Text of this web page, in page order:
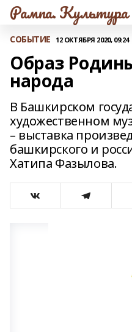
Рампа.
СОБЫТИЕ 12 ОКТЯБРЯ 2020, 09:24
Образ
народа
В Башкирском
художественном
– выставка
башкирского и
Хатипа Фазылова.